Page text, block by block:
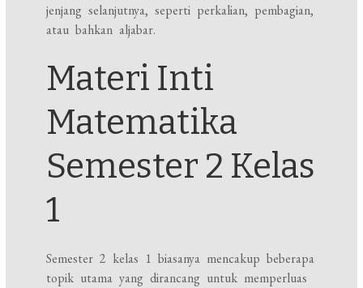
jenjang selanjutnya, seperti perkalian, pembagian,
atau bahkan aljabar.
Materi Inti
Matematika
Semester 2 Kelas
1
Semester 2 kelas 1 biasanya mencakup beberapa
topik utama yang dirancang untuk memperluas